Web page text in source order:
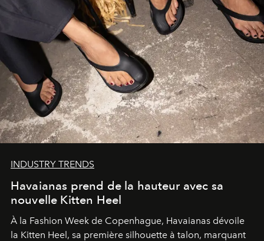
INDUSTRY TRENDS
Havaianas prend de la hauteur avec sa
nouvelle Kitten Heel
À la Fashion Week de Copenhague, Havaianas dévoile
la Kitten Heel, sa première silhouette à talon, marquant